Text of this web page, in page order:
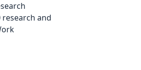
research and